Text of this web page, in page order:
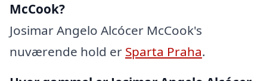
McCook?
Josimar Angelo Alcócer McCook's
nuværende hold er Sparta Praha.